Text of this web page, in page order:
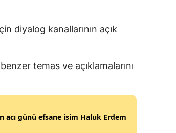
diyalog kanallarının açık
temas ve açıklamalarını
acı günü efsane isim Haluk Erdem